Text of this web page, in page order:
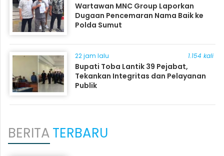
Wartawan MNC Group Laporkan
Dugaan Pencemaran Nama Baik ke
Polda Sumut
22 jam lalu 1.154 kali
Bupati Toba Lantik 39 Pejabat,
Tekankan Integritas dan Pelayanan
Publik
BERITATERBARU